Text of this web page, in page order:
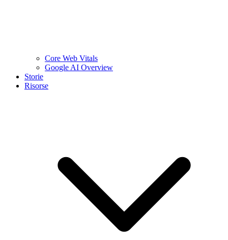
Core Web Vitals
Google AI Overview
Storie
Risorse